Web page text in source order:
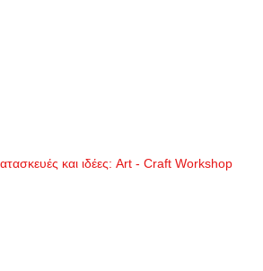
και ιδέες: Art - Craft Workshop